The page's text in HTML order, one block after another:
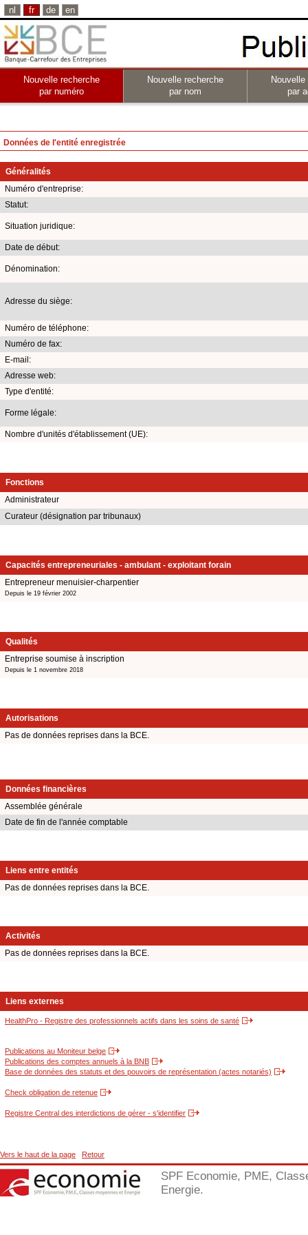
nl fr de en
Nouvelle recherche
par numéro
Nouvelle recherche
par nom
par
Données de l'entité enregistrée
Généralités
Numéro d'entreprise:
Statut:
Situation juridique:
Date de début:
Dénomination:
Adresse du siège:
Numéro de téléphone:
Numéro de fax:
E-mail:
Adresse web:
Type d'entité:
Forme légale:
Nombre d'unités d'établissement (UE):
Fonctions
Administrateur
Curateur (désignation par tribunaux)
Capacités entrepreneuriales - ambulant - exploitant forain
Entrepreneur menuisier-charpentier
Depuis le 19 février 2002
Qualités
Entreprise soumise à inscription
Depuis le 1 novembre 2018
Autorisations
Pas de données reprises dans la BCE.
Données financières
Assemblée générale
Date de fin de l'année comptable
Liens entre entités
Pas de données reprises dans la BCE.
Activités
Pas de données reprises dans la BCE.
Liens externes
HealthPro - Registre des professionnels actifs dans les soins de santé
Publications au Moniteur belge
Publications des comptes annuels à la BNB
Base de données des statuts et des pouvoirs de représentation (actes notariés)
Check obligation de retenue
Registre Central des interdictions de gérer - s'identifier
Vers le haut de la page Retour
SPF Economie, PME,
Energie.